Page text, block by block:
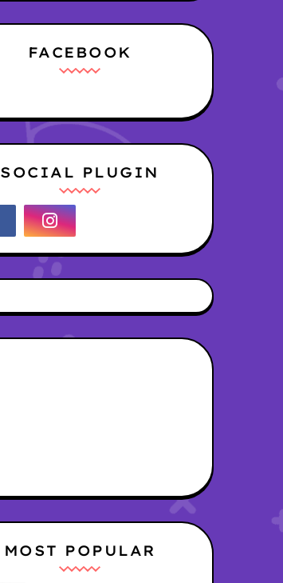
FACEBOOK
SOCIAL PLUGIN
MOST POPULAR